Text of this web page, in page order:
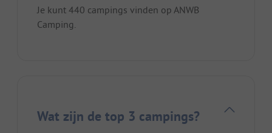
Je kunt 440 campings vinden op ANWB
Camping.
Wat zijn de top 3 campings?